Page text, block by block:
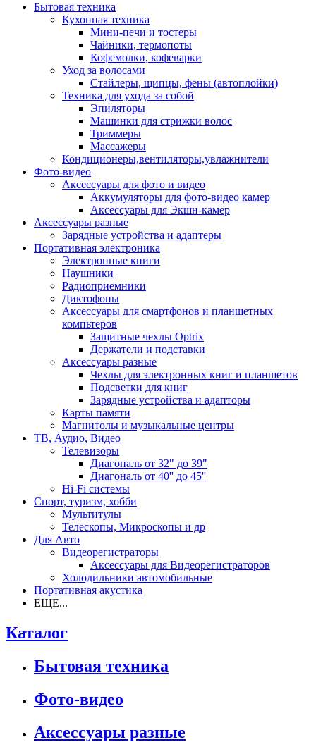
Бытовая техника
Кухонная техника
Мини-печи и тостеры
Чайники, термопоты
Кофемолки, кофеварки
Уход за волосами
Стайлеры, щипцы, фены (автоплойки)
Техника для ухода за собой
Эпиляторы
Машинки для стрижки волос
Триммеры
Массажеры
Кондиционеры,вентиляторы,увлажнители
Фото-видео
Аксессуары для фото и видео
Аккумуляторы для фото-видео камер
Аксессуары для Экшн-камер
Аксессуары разные
Зарядные устройства и адаптеры
Портативная электроника
Электронные книги
Наушники
Радиоприемники
Диктофоны
Аксессуары для смартфонов и планшетных
компьтеров
Защитные чехлы Optrix
Держатели и подставки
Аксессуары разные
Чехлы для электронных книг и планшетов
Подсветки для книг
Зарядные устройства и адапторы
Карты памяти
Магнитолы и музыкальные центры
ТВ, Аудио, Видео
Телевизоры
Диагональ от 32" до 39"
Диагональ от 40'' до 45''
Hi-Fi системы
Спорт, туризм, хобби
Мультитулы
Телескопы, Микроскопы и др
Для Авто
Видеорегистраторы
Аксессуары для Видеорегистраторов
Холодильники автомобильные
Портативная акустика
ЕЩЕ...
Каталог
Бытовая техника
Фото-видео
Аксессуары разные